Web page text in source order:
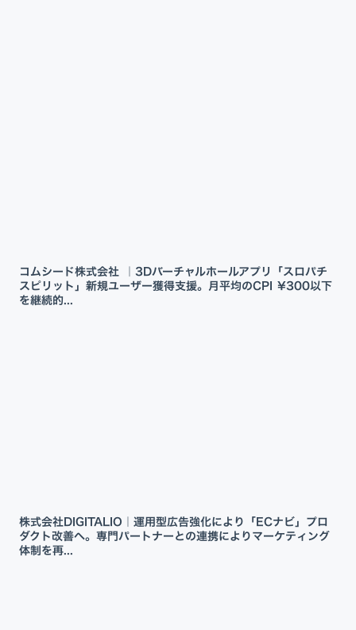
コムシード株式会社 ｜3Dバーチャルホールアプリ「スロパチ
スピリット」新規ユーザー獲得支援。月平均のCPI ¥300以下
を継続的...
株式会社DIGITALIO｜運用型広告強化により「ECナビ」プロ
ダクト改善へ。専門パートナーとの連携によりマーケティング
体制を再...